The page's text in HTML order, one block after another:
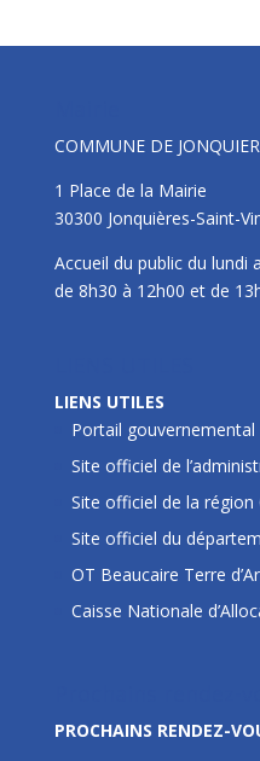
COMMUNE DE
1 Place de la Mairie
30300 Jonquières-Saint-
Accueil du public du lundi
de 8h30 à 12h00 et de
LIENS UTILES
Portail gouvernemental
Site officiel de
Site officiel de la région
Site officiel du
OT Beaucaire Terre
Caisse Nationale
PROCHAINS RENDEZ-